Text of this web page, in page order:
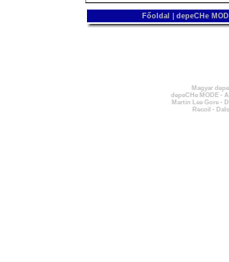
Főoldal depeCHe
Magyar
depeCHe MODE -
Martin Lee Gore -
Recoil -